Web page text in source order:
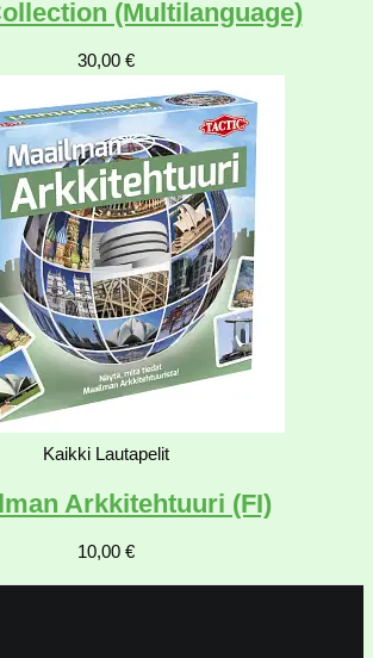
(Multilanguage)
30,00 €
Kaikki Lautapelit
Arkkitehtuuri (FI)
10,00 €